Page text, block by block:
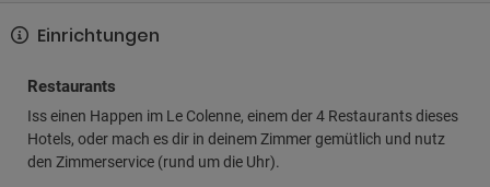
Einrichtungen
Restaurants
Iss einen Happen im Le Colenne, einem der 4 Restaurants dieses
Hotels, oder mach es dir in deinem Zimmer gemütlich und nutz
den Zimmerservice (rund um die Uhr).